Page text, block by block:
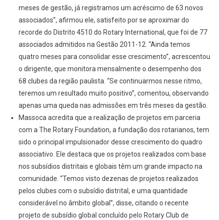
meses de gestão, já registramos um acréscimo de 63 novos
associados”, afirmou ele, satisfeito por se aproximar do
recorde do Distrito 4510 do Rotary International, que foi de 77
associados admitidos na Gestão 2011-12. “Ainda temos
quatro meses para consolidar esse crescimento”, acrescentou
o dirigente, que monitora mensalmente o desempenho dos
68 clubes da região paulista. “Se continuarmos nesse ritmo,
teremos um resultado muito positivo”, comentou, observando
apenas uma queda nas admissões em três meses da gestão.
Massoca acredita que a realização de projetos em parceria
com a The Rotary Foundation, a fundação dos rotarianos, tem
sido o principal impulsionador desse crescimento do quadro
associativo. Ele destaca que os projetos realizados com base
nos subsídios distritais e globais têm um grande impacto na
comunidade. “Temos visto dezenas de projetos realizados
pelos clubes com o subsídio distrital, e uma quantidade
considerável no âmbito global”, disse, citando o recente
projeto de subsídio global concluído pelo Rotary Club de